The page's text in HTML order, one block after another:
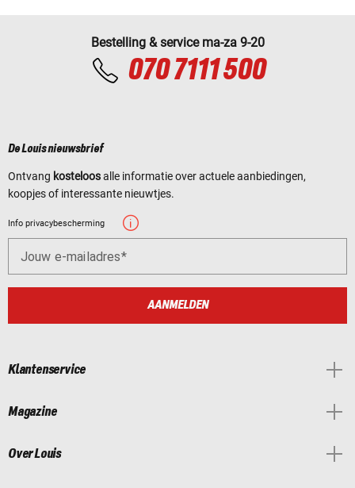
Bestelling & service ma-za 9-20
070 7111 500
De Louis nieuwsbrief
Ontvang kosteloosalle informatie over actuele aanbiedingen,
koopjes of interessante nieuwtjes.
Info privacybescherming
Jouw e-mailadres
AANMELDEN
Klantenservice
Magazine
Over Louis